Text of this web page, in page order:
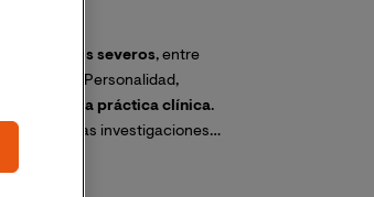
trastornos severos, entre
Límite de la Personalidad,
desafío en la práctica clínica.
hay pocas investigaciones